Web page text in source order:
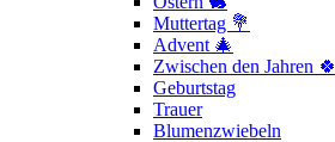
Muttertag 💐
Advent 🎄
Zwischen den Jahren 🍀
Geburtstag
Trauer
Blumenzwiebeln